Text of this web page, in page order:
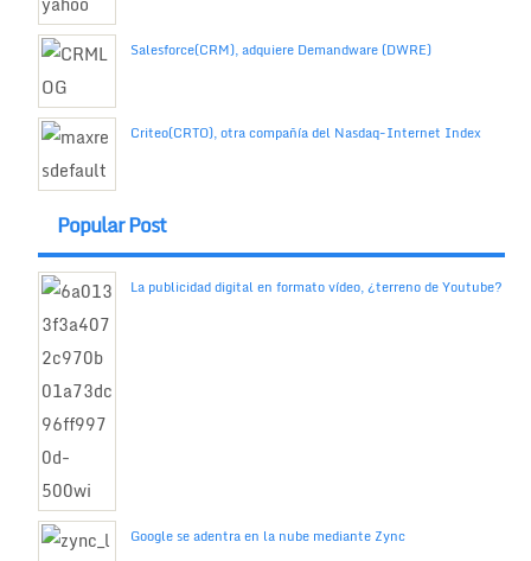
Salesforce(CRM), adquiere Demandware (DWRE)
Criteo(CRTO), otra compañía del Nasdaq-Internet Index
Popular Post
La publicidad digital en formato vídeo, ¿terreno de Youtube?
Google se adentra en la nube mediante Zync